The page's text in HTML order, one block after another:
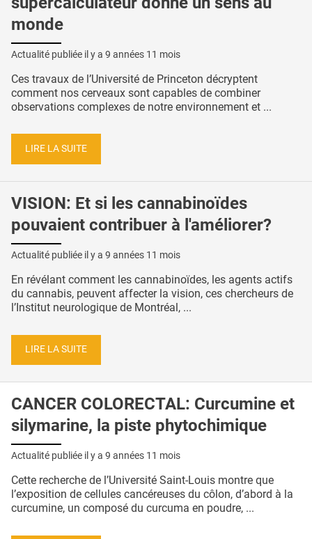
monde
Actualité publiée il y a 9 années 11 mois
Ces travaux de l’Université de Princeton décryptent
comment nos cerveaux sont capables de combiner
observations complexes de notre environnement et ...
LIRE LA SUITE
VISION: Et si les cannabinoïdes
pouvaient contribuer à l'améliorer?
Actualité publiée il y a 9 années 11 mois
En révélant comment les cannabinoïdes, les agents actifs
du cannabis, peuvent affecter la vision, ces chercheurs de
l’Institut neurologique de Montréal, ...
LIRE LA SUITE
CANCER COLORECTAL: Curcumine et
silymarine, la piste phytochimique
Actualité publiée il y a 9 années 11 mois
Cette recherche de l’Université Saint-Louis montre que
l’exposition de cellules cancéreuses du côlon, d’abord à la
curcumine, un composé du curcuma en poudre, ...